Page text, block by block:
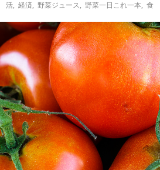
活
経済 野菜ジュース 野菜一日これ一本 食